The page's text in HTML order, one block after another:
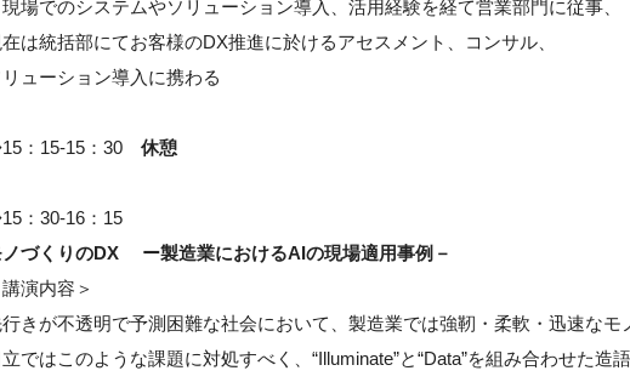
現場でのシステムやソリューション導入、活用経験を経て営業部門に従事、
は統括部にてお客様のDX推進に於けるアセスメント、コンサル、
リューション導入に携わる
：15-15：30 休憩
：30-16：15
ノづくりのDX ー製造業におけるAIの現場適用事例－
講演内容＞
行きが不透明で予測困難な社会において、製造業では強靭・柔軟・迅速なモ
立ではこのような課題に対処すべく、“Illuminate”と“Data”を組み合わせた造